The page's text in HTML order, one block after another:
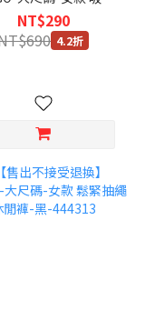
領T恤-黑-414621
NT$290
4.2折